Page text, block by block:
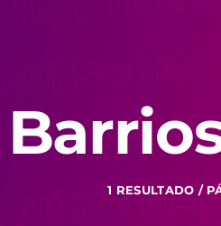
1 RESULTADO /